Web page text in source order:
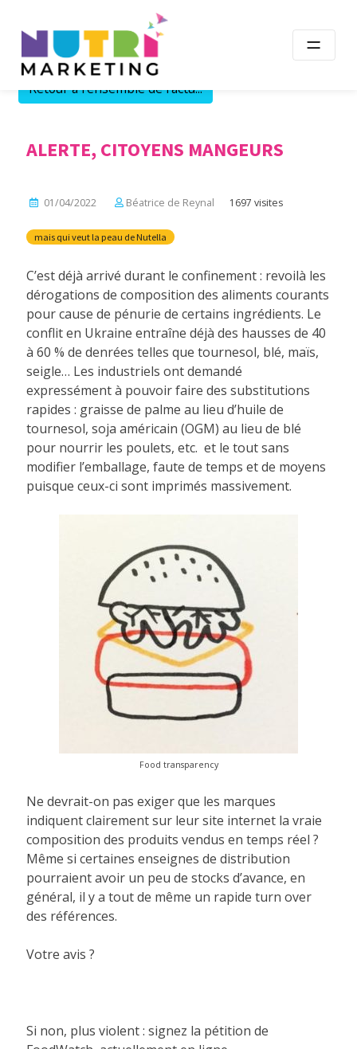
Retour à l'ensemble de l'actu...
ALERTE, CITOYENS MANGEURS
01/04/2022 Béatrice de Reynal 1697 visites
mais qui veut la peau de Nutella
C’est déjà arrivé durant le confinement : revoilà les
dérogations de composition des aliments courants
pour cause de pénurie de certains ingrédients. Le
conflit en Ukraine entraîne déjà des hausses de 40
à 60 % de denrées telles que tournesol, blé, maïs,
seigle… Les industriels ont demandé
expressément à pouvoir faire des substitutions
rapides : graisse de palme au lieu d’huile de
tournesol, soja américain (OGM) au lieu de blé
pour nourrir les poulets, etc. et le tout sans
modifier l’emballage, faute de temps et de moyens
puisque ceux-ci sont imprimés massivement.
Food transparency
Ne devrait-on pas exiger que les marques
indiquent clairement sur leur site internet la vraie
composition des produits vendus en temps réel ?
Même si certaines enseignes de distribution
pourraient avoir un peu de stocks d’avance, en
général, il y a tout de même un rapide turn over
des références.
Votre avis ?
Si non, plus violent : signez la pétition de